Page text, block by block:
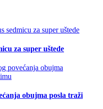
za super uštede
obujma posla traži